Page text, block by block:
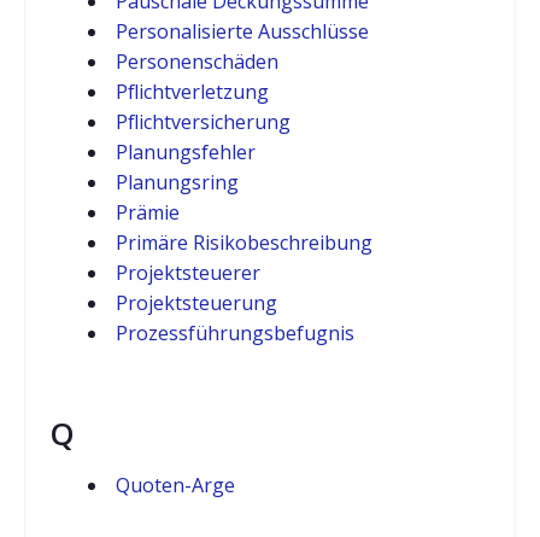
Personalisierte Ausschlüsse
Personenschäden
Pflichtverletzung
Pflichtversicherung
Planungsfehler
Planungsring
Prämie
Primäre Risikobeschreibung
Projektsteuerer
Projektsteuerung
Prozessführungsbefugnis
Q
Quoten-Arge